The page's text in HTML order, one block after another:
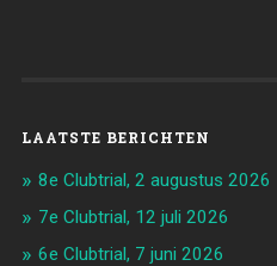
LAATSTE BERICHTEN
8e Clubtrial, 2 augustus 2026
7e Clubtrial, 12 juli 2026
6e Clubtrial, 7 juni 2026